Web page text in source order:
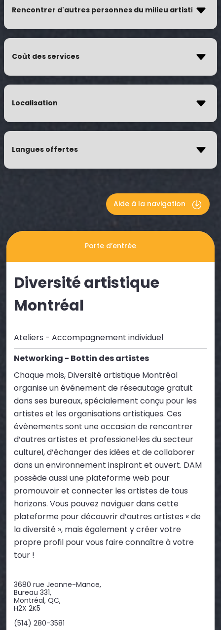
Aide à la navigation
Porte d’entrée
Diversité artistique
Montréal
Ateliers - Accompagnement individuel
Networking - Bottin des artistes
Chaque mois, Diversité artistique Montréal
organise un événement de réseautage gratuit
dans ses bureaux, spécialement conçu pour les
artistes et les organisations artistiques. Ces
évènements sont une occasion de rencontrer
d’autres artistes et professionel·les du secteur
culturel, d’échanger des idées et de collaborer
dans un environnement inspirant et ouvert. DAM
possède aussi une plateforme web pour
promouvoir et connecter les artistes de tous
horizons. Vous pouvez naviguer dans cette
plateforme pour découvrir d’autres artistes « de
la diversité », mais également y créer votre
propre profil pour vous faire connaître à votre
tour !
3680 rue Jeanne-Mance,
Bureau 331,
Montréal, QC,
H2X 2K5
(514) 280-3581